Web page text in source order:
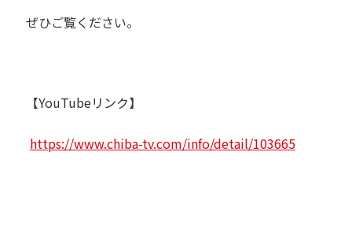
ぜひご覧ください。
【YouTubeリンク】
https://www.chiba-tv.com/info/detail/103665